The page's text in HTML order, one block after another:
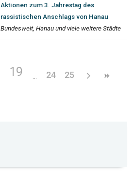
Aktionen zum 3. Jahrestag des
rassistischen Anschlags von Hanau
Bundesweit, Hanau und viele weitere Städte
19 24 25